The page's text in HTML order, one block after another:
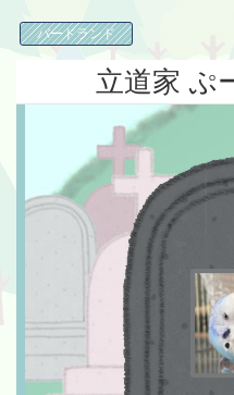
バードランド
立道家 ぷ